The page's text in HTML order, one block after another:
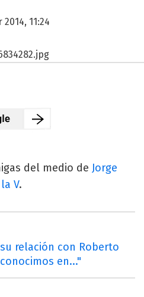
2014, 11:24
del medio de Jorge
V.
relación con Roberto
en..."